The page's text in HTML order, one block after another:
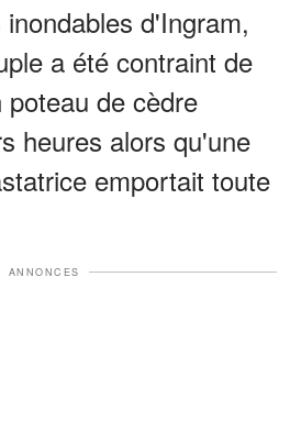
d'Ingram,
a été contraint de
de cèdre
heures alors qu'une
emportait toute
ANNONCES